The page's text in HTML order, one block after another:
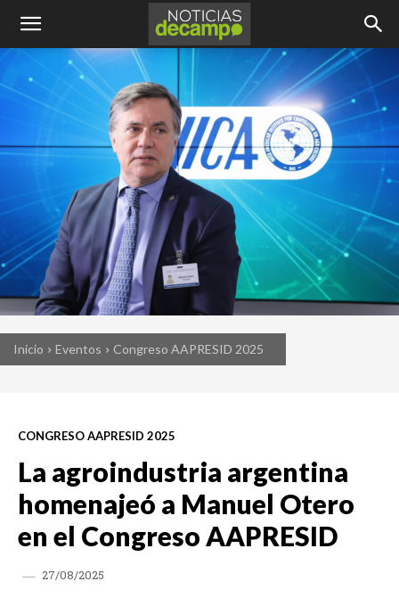
Inicio Eventos Congreso AAPRESID 2025
CONGRESO AAPRESID 2025
La agroindustria argentina
homenajeó a Manuel Otero
en el Congreso AAPRESID
27/08/2025